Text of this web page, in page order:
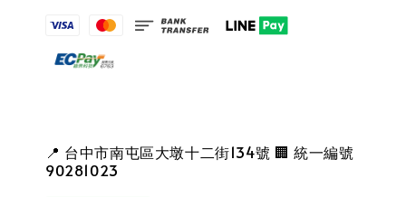
📍 台中市南屯區大墩十二街134號 🏢 統一編號
90281023